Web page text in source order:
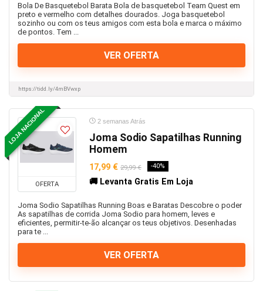
Joma
Kayak
Loja física
Mulher
Praia, Rio e Piscina
Promoções e Descontos
Puma
Roupa e Vestuário
Sapatilhas
Smartphones Xiaomi
Smartwatch e Relógios
Todas as categorias
Bola De Basquetebol Barata Bola de basquetebol Team Quest em
preto e vermelho com detalhes dourados. Joga basquetebol
sozinho ou com os teus amigos com esta bola e marca o máximo
de pontos. Tem ...
VER OFERTA
https://tidd.ly/4mBVwxp
LOJA NACIONAL
OFERTA
2 semanas Atrás
Joma Sodio Sapatilhas Running
Homem
17,99 € 29,99 € -40%
🚚 Levanta Gratis Em Loja
Joma Sodio Sapatilhas Running Boas e Baratas Descobre o poder
As sapatilhas de corrida Joma Sodio para homem, leves e
eficientes, permitir-te-ão alcançar os teus objetivos. Desenhadas
para te ...
VER OFERTA